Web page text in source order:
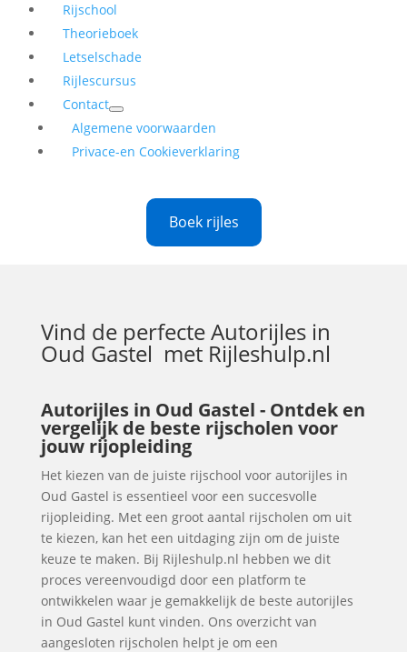
Rijschool
Theorieboek
Letselschade
Rijlescursus
Contact
Algemene voorwaarden
Privace-en Cookieverklaring
Boek rijles
Vind de perfecteAutorijles in
Oud Gastel met Rijleshulp.nl
Autorijles in Oud Gastel - Ontdek en
vergelijk de beste rijscholen voor
jouw rijopleiding
Het kiezen van de juiste rijschool voor autorijles in
Oud Gastel is essentieel voor een succesvolle
rijopleiding. Met een groot aantal rijscholen om uit
te kiezen, kan het een uitdaging zijn om de juiste
keuze te maken. Bij Rijleshulp.nl hebben we dit
proces vereenvoudigd door een platform te
ontwikkelen waar je gemakkelijk de beste autorijles
in Oud Gastel kunt vinden. Ons overzicht van
aangesloten rijscholen helpt je om een